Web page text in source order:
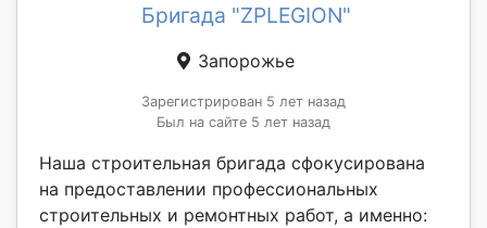
Бригада "ZPLEGION"
Запорожье
Зарегистрирован 5 лет назад
Был на сайте 5 лет назад
Наша строительная бригада сфокусирована
на предоставлении профессиональных
строительных и ремонтных работ, а именно: